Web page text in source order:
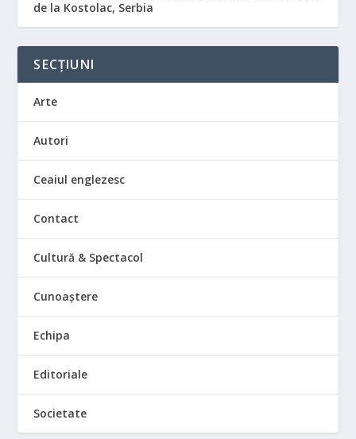
de la Kostolac, Serbia
SECȚIUNI
Arte
Autori
Ceaiul englezesc
Contact
Cultură & Spectacol
Cunoaștere
Echipa
Editoriale
Societate